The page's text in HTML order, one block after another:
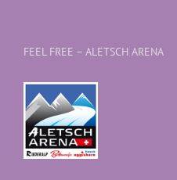
FEEL FREE – ALETSCH ARENA